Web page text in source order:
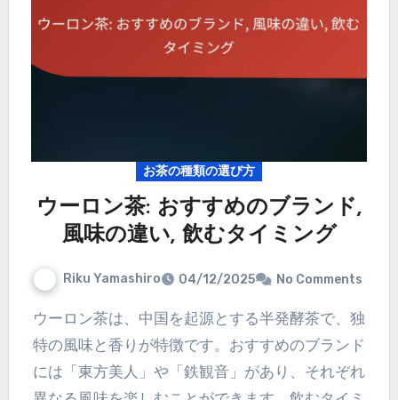
お茶の種類の選び方
ウーロン茶: おすすめのブランド,
風味の違い, 飲むタイミング
Riku Yamashiro 04/12/2025 No Comments
ウーロン茶は、中国を起源とする半発酵茶で、独
特の風味と香りが特徴です。おすすめのブランド
には「東方美人」や「鉄観音」があり、それぞれ